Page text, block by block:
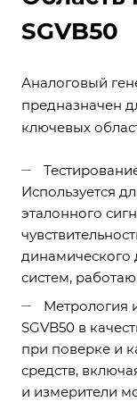
SGVB50
Аналоговый
предназначен
ключевых
Используется
эталонного
систем,
Метрология
SGVB50 в
при поверке и
средств,
и измерители